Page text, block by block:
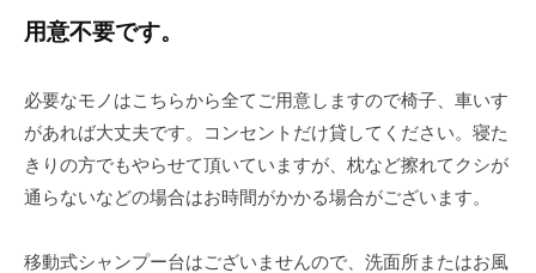
用意不要です。
必要なモノはこちらから全てご用意しますので椅子、車いす
があれば大丈夫です。コンセントだけ貸してください。寝た
きりの方でもやらせて頂いていますが、枕など擦れてクシが
通らないなどの場合はお時間がかかる場合がございます。
移動式シャンプー台はございませんので、洗面所またはお風